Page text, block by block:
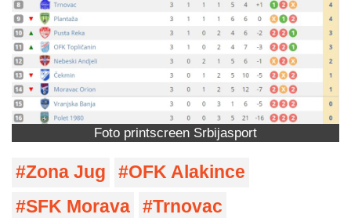
Foto printscreen Srbijasport
Zona Jug
OFK Alakince
SFK Morava
Trnovac